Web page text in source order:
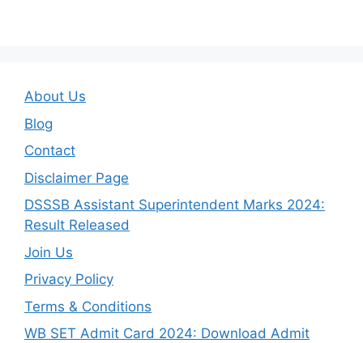
About Us
Blog
Contact
Disclaimer Page
DSSSB Assistant Superintendent Marks 2024:
Result Released
Join Us
Privacy Policy
Terms & Conditions
WB SET Admit Card 2024: Download Admit